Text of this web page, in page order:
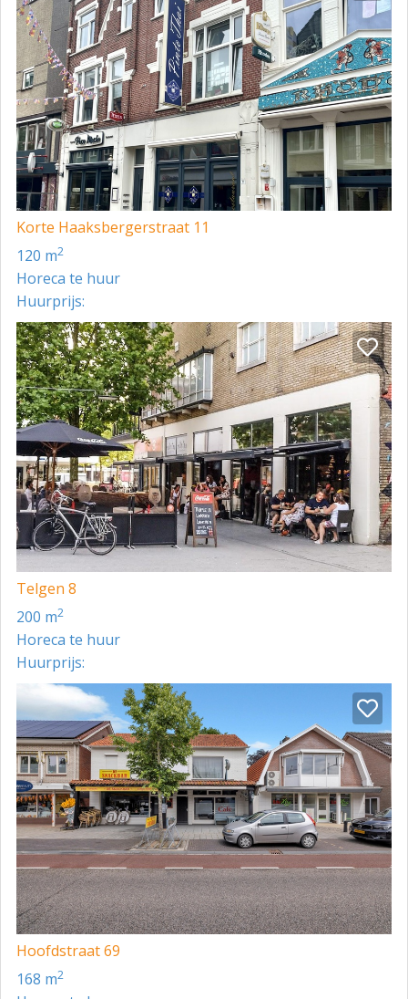
Korte Haaksbergerstraat 11
120 m2
Horeca te huur
Huurprijs:
Telgen 8
200 m2
Horeca te huur
Huurprijs:
Hoofdstraat 69
168 m2